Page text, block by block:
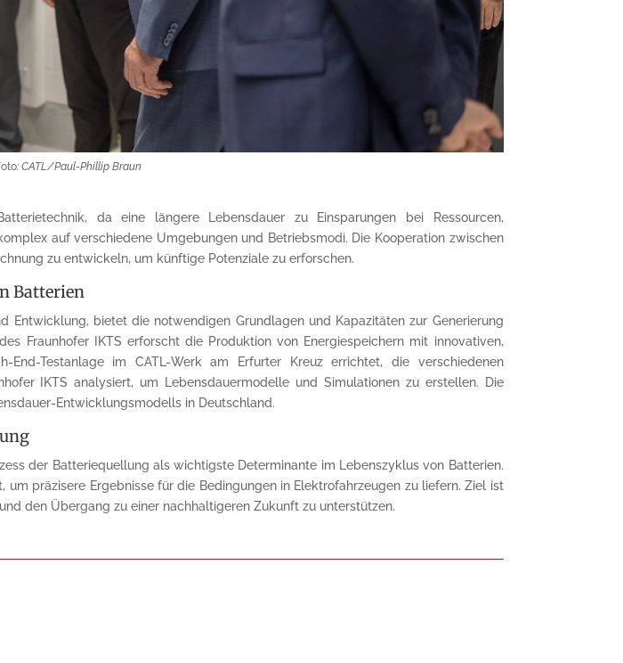
: CATL/Paul-Phillip Braun
da eine längere Lebensdauer zu Einsparungen bei Ressourcen,
auf verschiedene Umgebungen und Betriebsmodi. Die Kooperation zwischen
zu entwickeln, um künftige Potenziale zu erforschen.
Batterien
bietet die notwendigen Grundlagen und Kapazitäten zur Generierung
Fraunhofer IKTS erforscht die Produktion von Energiespeichern mit innovativen,
End-Testanlage im CATL-Werk am Erfurter Kreuz errichtet, die verschiedenen
IKTS analysiert, um Lebensdauermodelle und Simulationen zu erstellen. Die
Entwicklungsmodells in Deutschland.
der Batteriequellung als wichtigste Determinante im Lebenszyklus von Batterien.
präzisere Ergebnisse für die Bedingungen in Elektrofahrzeugen zu liefern. Ziel ist
den Übergang zu einer nachhaltigeren Zukunft zu unterstützen.